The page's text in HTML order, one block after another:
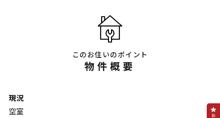
このお住いのポイント
物件概要
現況
空室